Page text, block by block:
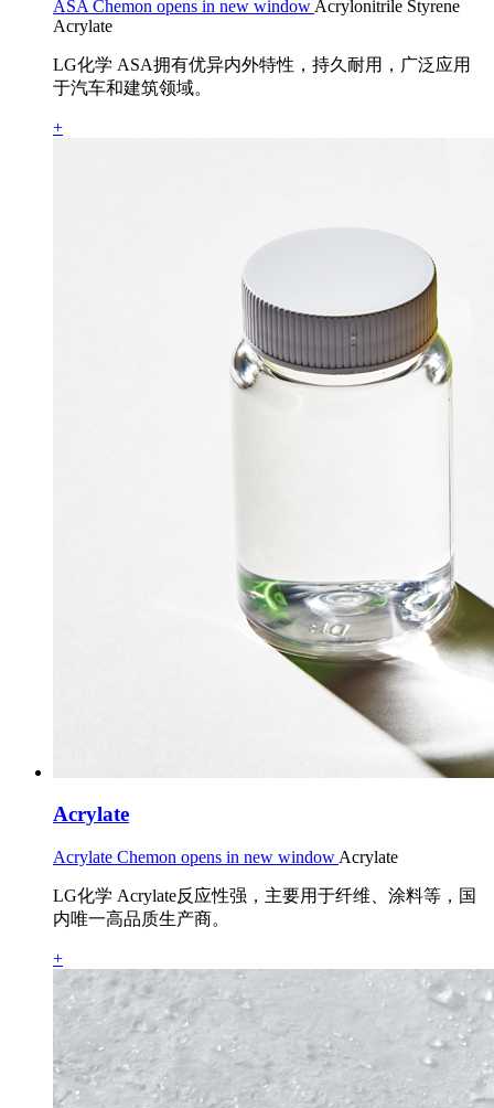
ASA Chemon opens in new window Acrylonitrile Styrene
Acrylate
LG化学 ASA拥有优异内外特性，持久耐用，广泛应用
于汽车和建筑领域。
+
Acrylate
Acrylate Chemon opens in new window Acrylate
LG化学 Acrylate反应性强，主要用于纤维、涂料等，国
内唯一高品质生产商。
+